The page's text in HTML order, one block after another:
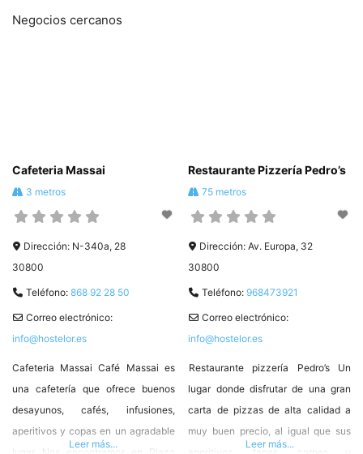
Negocios cercanos
Cafeteria Massai
3 metros
Dirección: N-340a, 28
30800
Teléfono: 868 92 28 50
Correo electrónico:
info@hostelor.es
Cafeteria Massai Café Massai es
una cafetería que ofrece buenos
desayunos, cafés, infusiones,
aperitivos y copas en un agradable
Leer más...
Restaurante Pizzería Pedro’s
75 metros
Dirección: Av. Europa, 32
30800
Teléfono: 968473921
Correo electrónico:
info@hostelor.es
Restaurante pizzería Pedro’s Un
lugar donde disfrutar de una gran
carta de pizzas de alta calidad a
muy buen precio, al igual que sus
Leer más...